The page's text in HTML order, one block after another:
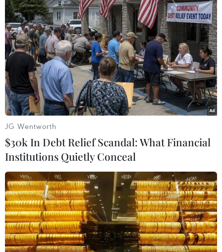
Messi và Neymar chỉ được tung vào sân trong hiệp 2. (Nguồn:
Getty Images)
(Vietnam+)
JG Wentworth
$30k In Debt Relief Scandal: What Financial
Institutions Quietly Conceal